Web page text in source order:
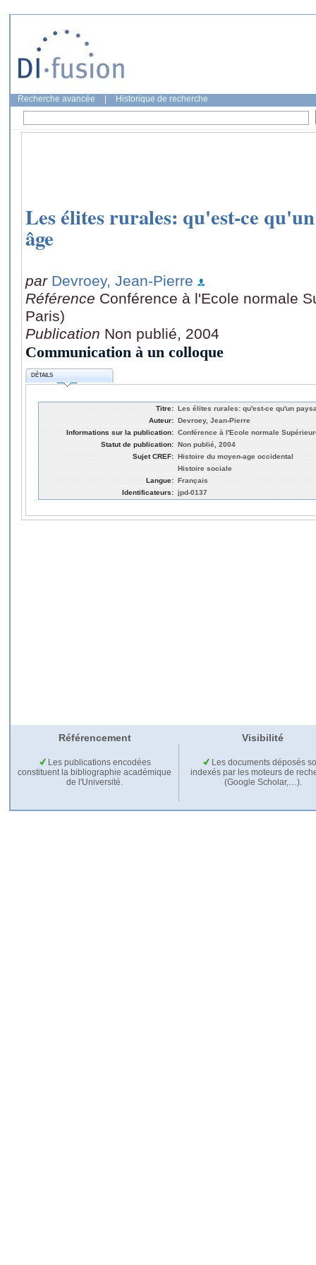
Recherche avancée Historique de recherche
Les élites rurales: qu'est-ce
âge
par Devroey, Jean-Pierre
Référence Conférence à l'Ecole normale
Paris)
Publication Non publié, 2004
Communication à un colloque
DÉTAILS
Titre: Les élites rurales: qu'est-ce qu'un
Auteur: Devroey, Jean-Pierre
Informations sur la publication: Conférence à l'Ecole normale
Statut de publication: Non publié, 2004
Sujet CREF: Histoire du moyen-age occidental
Histoire sociale
Langue: Français
Identificateurs: jpd-0137
Référencement Visibilité
Les publications encodées
constituent la bibliographie académique
de l'Université.
Les documents déposés
indexés par les moteurs de
(Google Scholar,…).